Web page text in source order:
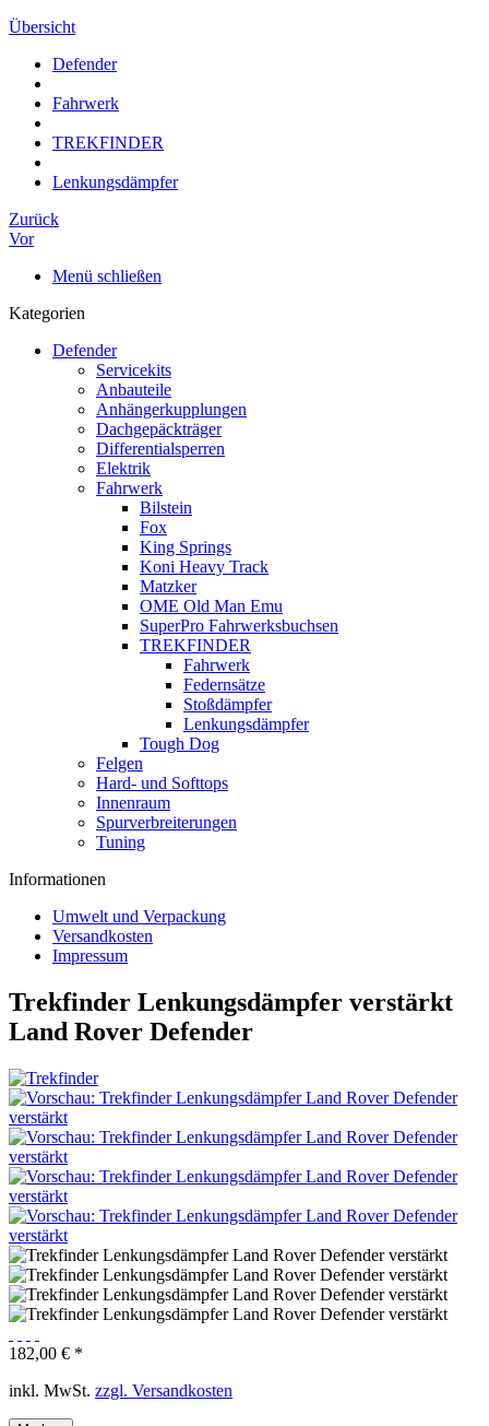
Übersicht
Defender
Fahrwerk
TREKFINDER
Lenkungsdämpfer
Zurück
Vor
Menü schließen
Kategorien
Defender
Servicekits
Anbauteile
Anhängerkupplungen
Dachgepäckträger
Differentialsperren
Elektrik
Fahrwerk
Bilstein
Fox
King Springs
Koni Heavy Track
Matzker
OME Old Man Emu
SuperPro Fahrwerksbuchsen
TREKFINDER
Fahrwerk
Federnsätze
Stoßdämpfer
Lenkungsdämpfer
Tough Dog
Felgen
Hard- und Softtops
Innenraum
Spurverbreiterungen
Tuning
Informationen
Umwelt und Verpackung
Versandkosten
Impressum
Trekfinder Lenkungsdämpfer verstärkt
Land Rover Defender
182,00 € *
inkl. MwSt. zzgl. Versandkosten